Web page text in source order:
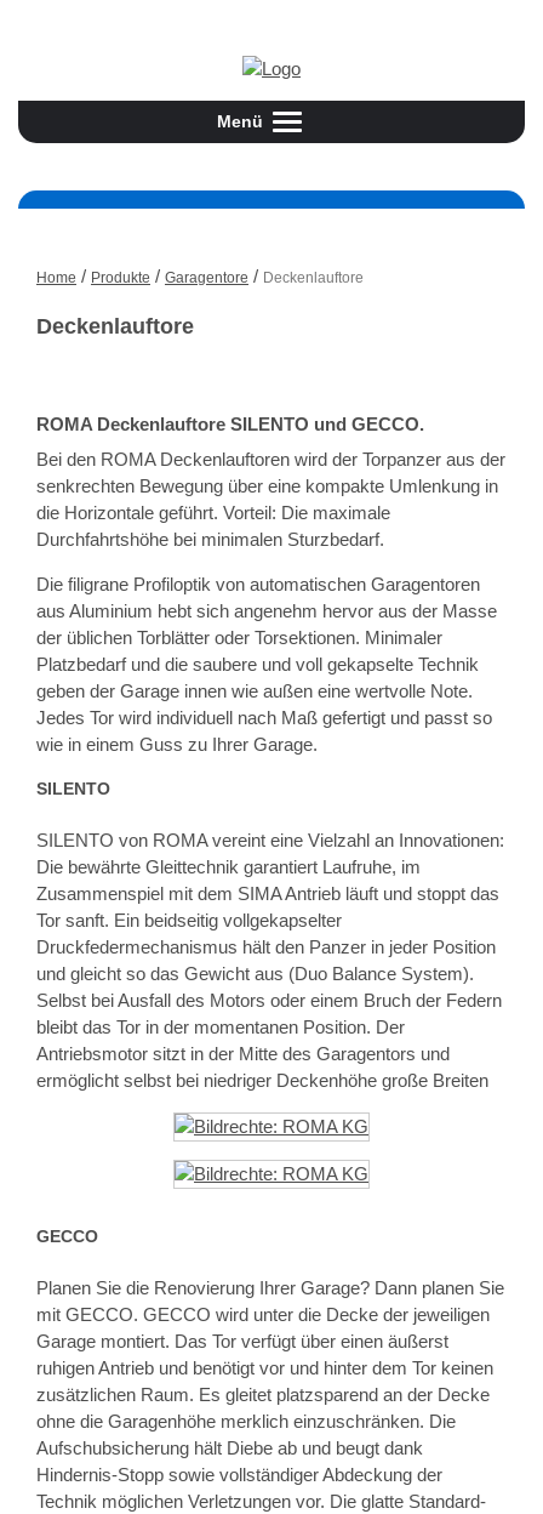
Toggle
navigation
Menü
Home / Produkte / Garagentore / Deckenlauftore
Deckenlauftore
ROMA Deckenlauftore SILENTO und GECCO.
Bei den ROMA Deckenlauftoren wird der Torpanzer aus der
senkrechten Bewegung über eine kompakte Umlenkung in
die Horizontale geführt. Vorteil: Die maximale
Durchfahrtshöhe bei minimalen Sturzbedarf.
Die filigrane Profiloptik von automatischen Garagentoren
aus Aluminium hebt sich angenehm hervor aus der Masse
der üblichen Torblätter oder Torsektionen. Minimaler
Platzbedarf und die saubere und voll gekapselte Technik
geben der Garage innen wie außen eine wertvolle Note.
Jedes Tor wird individuell nach Maß gefertigt und passt so
wie in einem Guss zu Ihrer Garage.
SILENTO
SILENTO von ROMA vereint eine Vielzahl an Innovationen:
Die bewährte Gleittechnik garantiert Laufruhe, im
Zusammenspiel mit dem SIMA Antrieb läuft und stoppt das
Tor sanft. Ein beidseitig vollgekapselter
Druckfedermechanismus hält den Panzer in jeder Position
und gleicht so das Gewicht aus (Duo Balance System).
Selbst bei Ausfall des Motors oder einem Bruch der Federn
bleibt das Tor in der momentanen Position. Der
Antriebsmotor sitzt in der Mitte des Garagentors und
ermöglicht selbst bei niedriger Deckenhöhe große Breiten
GECCO
Planen Sie die Renovierung Ihrer Garage? Dann planen Sie
mit GECCO. GECCO wird unter die Decke der jeweiligen
Garage montiert. Das Tor verfügt über einen äußerst
ruhigen Antrieb und benötigt vor und hinter dem Tor keinen
zusätzlichen Raum. Es gleitet platzsparend an der Decke
ohne die Garagenhöhe merklich einzuschränken. Die
Aufschubsicherung hält Diebe ab und beugt dank
Hindernis-Stopp sowie vollständiger Abdeckung der
Technik möglichen Verletzungen vor. Die glatte Standard-